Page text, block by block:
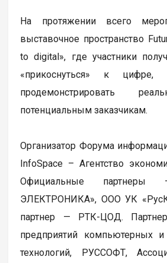
На протяжении всего
выставочное пространство
to digital», где участники
«прикоснуться» к
продемонстрировать
потенциальным заказчикам.
Организатор Форума
InfoSpace – Агентство
Официальные
ЭЛЕКТРОНИКА», ООО УК
партнер — РТК-ЦОД.
предприятий компьютерных
технологий, РУССОФТ,